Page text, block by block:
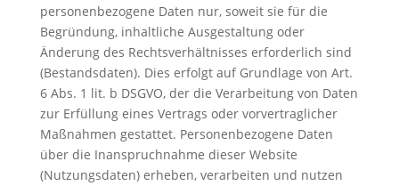
personenbezogene Daten nur, soweit sie für die
Begründung, inhaltliche Ausgestaltung oder
Änderung des Rechtsverhältnisses erforderlich sind
(Bestandsdaten). Dies erfolgt auf Grundlage von Art.
6 Abs. 1 lit. b DSGVO, der die Verarbeitung von Daten
zur Erfüllung eines Vertrags oder vorvertraglicher
Maßnahmen gestattet. Personenbezogene Daten
über die Inanspruchnahme dieser Website
(Nutzungsdaten) erheben, verarbeiten und nutzen